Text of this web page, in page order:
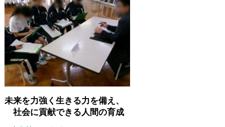
未来を力強く生きる力を備え、
社会に貢献できる人間の育成